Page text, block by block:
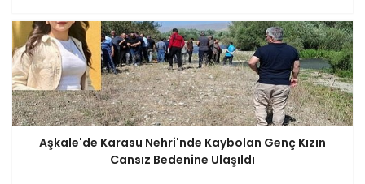
Palandöken’in Geleceğine
Muhammet Sunar İmzası:
Aşkale'de Karasu Nehri'nde Kaybolan Genç Kızın
Cansız Bedenine Ulaşıldı